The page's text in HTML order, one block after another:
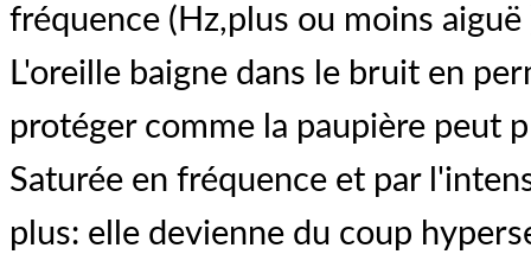
fréquence (Hz,plus ou moins
L'oreille baigne dans le bruit en
protéger comme la paupière peut
Saturée en fréquence et par
plus: elle devienne du coup